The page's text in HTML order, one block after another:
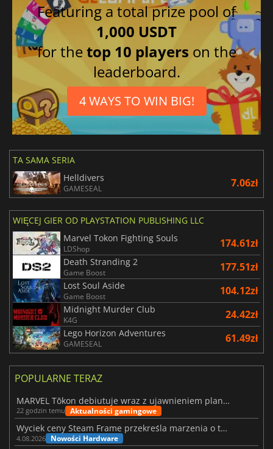
Featuring a total prize pool of
1,000 USDT
for thetop 10 players on the
leaderboard.
4 WAYS TO WIN BIG!
TA SAMA SERIA
Helldivers
GAMESEAL 7.06zł
WIĘCEJ GIER OD PLAYSTATION PUBLISHING LLC
Marvel Tokon Fighting Souls
LDShop 174.61zł
Death Stranding 2
Game Boost 177.51zł
Lost Soul Aside
Game Boost 104.12zł
Midnight Murder Club
K4G 24.42zł
Lego Horizon Adventures
GAMESEAL 61.49zł
POPULARNE TERAZ
MARVEL Tōkon debiutuje wraz z ujawnieniem planu rozwoju na pierwszy rok
22 godzin temu Aktualności gamingowe
Wyciek ceny Steam Frame przekreśla marzenia o tanim zestawie VR
4.08.2026 Nowości Hardware